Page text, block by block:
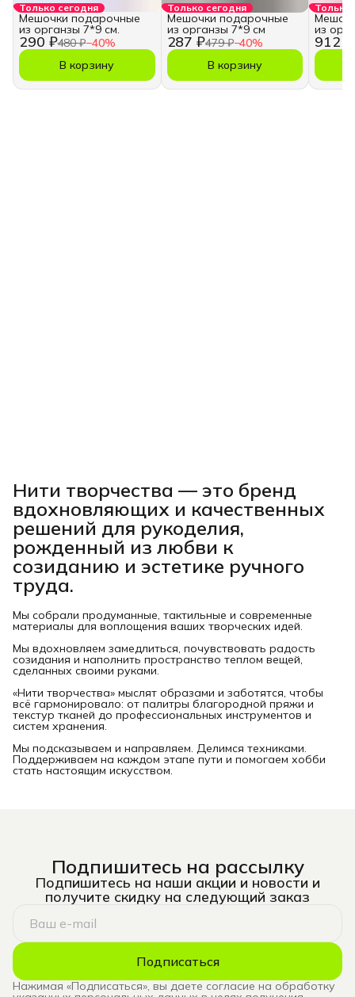
Только сегодня
290 ₽480 ₽−40%
Мешочки подарочные
из органзы 7*9 см.
В корзину
Только сегодня
287 ₽479 ₽−40%
Мешочки подарочные
из органзы 7*9 см
В корзину
Только
912 ₽
из
Нити творчества — это бренд
вдохновляющих и качественных
решений для рукоделия,
рожденный из любви к
созиданию и эстетике ручного
труда.
Мы собрали продуманные, тактильные и современные
материалы для воплощения ваших творческих идей.
Мы вдохновляем замедлиться, почувствовать радость
созидания и наполнить пространство теплом вещей,
сделанных своими руками.
«Нити творчества» мыслят образами и заботятся, чтобы
всё гармонировало: от палитры благородной пряжи и
текстур тканей до профессиональных инструментов и
систем хранения.
Мы подсказываем и направляем. Делимся техниками.
Поддерживаем на каждом этапе пути и помогаем хобби
стать настоящим искусством.
Подпишитесь на рассылку
Подпишитесь на наши акции и новости и
получите скидку на следующий заказ
Подписаться
Нажимая «Подписаться», вы даете согласие на обработку